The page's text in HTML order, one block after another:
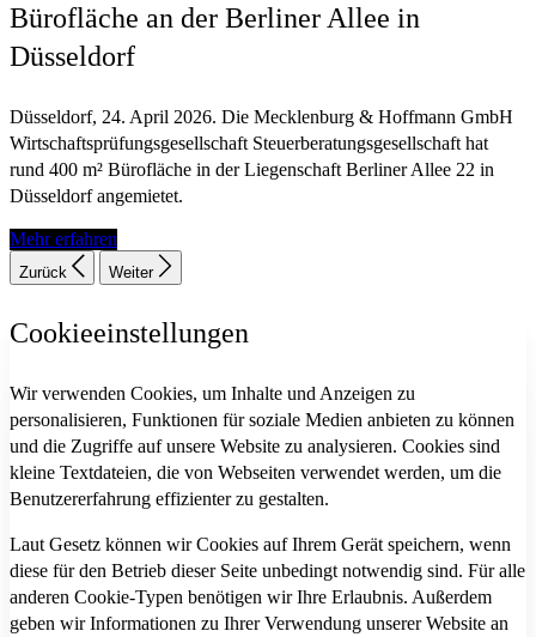
Bürofläche an der Berliner Allee in
Düsseldorf
Düsseldorf, 24. April 2026. Die Mecklenburg & Hoffmann GmbH
Wirtschaftsprüfungsgesellschaft Steuerberatungsgesellschaft hat
rund 400 m² Bürofläche in der Liegenschaft Berliner Allee 22 in
Düsseldorf angemietet.
Mehr erfahren
Zurück Weiter
Cookieeinstellungen
Wir verwenden Cookies, um Inhalte und Anzeigen zu
personalisieren, Funktionen für soziale Medien anbieten zu können
und die Zugriffe auf unsere Website zu analysieren. Cookies sind
kleine Textdateien, die von Webseiten verwendet werden, um die
Benutzererfahrung effizienter zu gestalten.
Laut Gesetz können wir Cookies auf Ihrem Gerät speichern, wenn
diese für den Betrieb dieser Seite unbedingt notwendig sind. Für alle
anderen Cookie-Typen benötigen wir Ihre Erlaubnis. Außerdem
geben wir Informationen zu Ihrer Verwendung unserer Website an